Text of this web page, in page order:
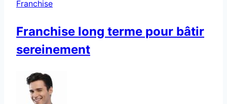
piège
?
Franchise
Franchise long terme pour bâtir
sereinement